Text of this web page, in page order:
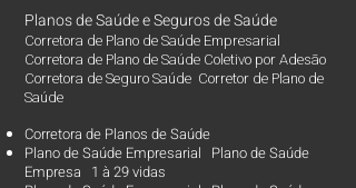
Planos de SaúdeeSeguros de Saúde
Corretora de Plano de Saúde Empresarial
Corretora de Plano de Saúde Coletivo por Adesão
Corretora de Seguro Saúde Corretor de Plano de
Saúde
Corretora de Planos de Saúde
Plano de Saúde Empresarial Plano de Saúde
Empresa 1 à 29 vidas